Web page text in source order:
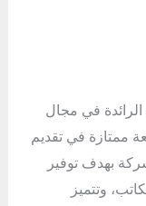
في مجال
ممتازة في تقديم
بهدف توفير
وتتميز